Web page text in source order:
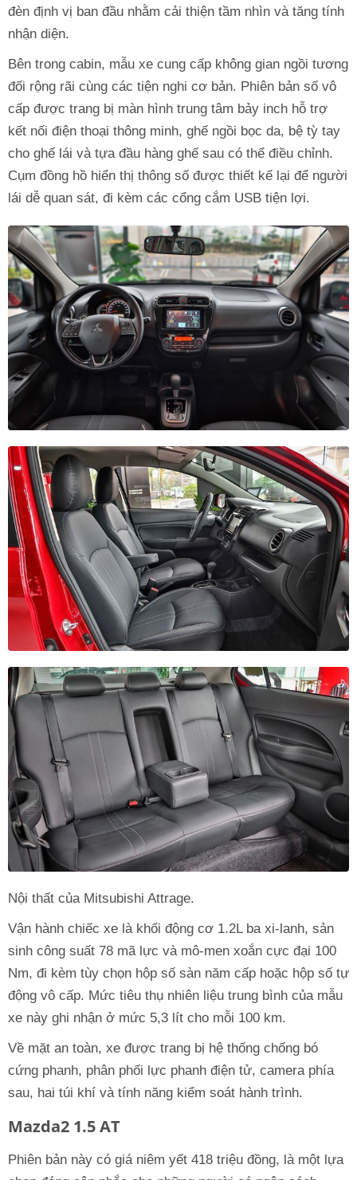
đèn định vị ban đầu nhằm cải thiện tầm nhìn và tăng tính
nhận diện.
Bên trong cabin, mẫu xe cung cấp không gian ngồi tương
đối rộng rãi cùng các tiện nghi cơ bản. Phiên bản số vô
cấp được trang bị màn hình trung tâm bảy inch hỗ trợ
kết nối điện thoại thông minh, ghế ngồi bọc da, bệ tỳ tay
cho ghế lái và tựa đầu hàng ghế sau có thể điều chỉnh.
Cụm đồng hồ hiển thị thông số được thiết kế lại để người
lái dễ quan sát, đi kèm các cổng cắm USB tiện lợi.
Nội thất của Mitsubishi Attrage.
Vận hành chiếc xe là khối động cơ 1.2L ba xi-lanh, sản
sinh công suất 78 mã lực và mô-men xoắn cực đại 100
Nm, đi kèm tùy chọn hộp số sàn năm cấp hoặc hộp số tự
động vô cấp. Mức tiêu thụ nhiên liệu trung bình của mẫu
xe này ghi nhận ở mức 5,3 lít cho mỗi 100 km.
Về mặt an toàn, xe được trang bị hệ thống chống bó
cứng phanh, phân phối lực phanh điện tử, camera phía
sau, hai túi khí và tính năng kiểm soát hành trình.
Mazda2 1.5 AT
Phiên bản này có giá niêm yết 418 triệu đồng, là một lựa